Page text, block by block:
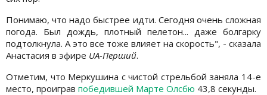
Понимаю, что надо быстрее идти. Сегодня очень сложная
погода. Был дождь, плотный пелетон... даже болгарку
подтолкнула. А это все тоже влияет на скорость", - сказала
Анастасия в эфире UA-Перший.
Отметим, что Меркушина с чистой стрельбой заняла 14-е
место, проиграв победившей Марте Олсбю 43,8 секунды.